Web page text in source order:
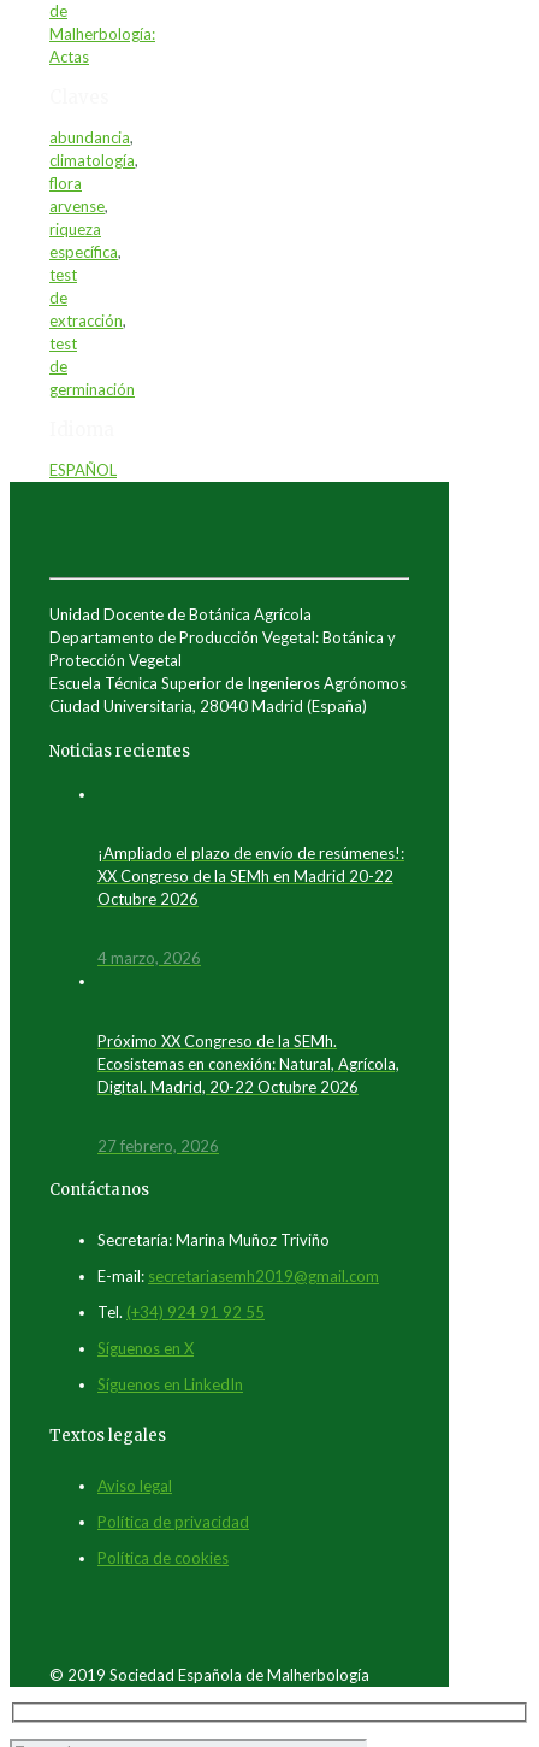
de
Malherbología:
Actas
abundancia,
climatología,
flora
arvense,
riqueza
específica,
test
de
extracción,
test
de
germinación
ESPAÑOL
Unidad Docente de Botánica Agrícola
Departamento de Producción Vegetal: Botánica y
Protección Vegetal
Escuela Técnica Superior de Ingenieros Agrónomos
Ciudad Universitaria, 28040 Madrid (España)
Noticias recientes
¡Ampliado el plazo de envío de resúmenes!:
XX Congreso de la SEMh en Madrid 20-22
Octubre 2026
4 marzo, 2026
Próximo XX Congreso de la SEMh.
Ecosistemas en conexión: Natural, Agrícola,
Digital. Madrid, 20-22 Octubre 2026
27 febrero, 2026
Contáctanos
Secretaría: Marina Muñoz Triviño
E-mail: secretariasemh2019@gmail.com
Tel. (+34) 924 91 92 55
Síguenos en X
Síguenos en LinkedIn
Textos legales
Aviso legal
Política de privacidad
Política de cookies
© 2019 Sociedad Española de Malherbología